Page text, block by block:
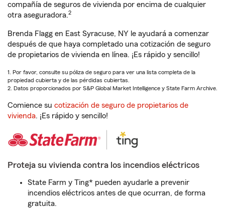
compañía de seguros de vivienda por encima de cualquier
otra aseguradora.2
Brenda Flagg en East Syracuse, NY le ayudará a comenzar
después de que haya completado una cotización de seguro
de propietarios de vivienda en línea. ¡Es rápido y sencillo!
1. Por favor, consulte su póliza de seguro para ver una lista completa de la
propiedad cubierta y de las pérdidas cubiertas.
2. Datos proporcionados por S&P Global Market Intelligence y State Farm Archive.
Comience su cotización de seguro de propietarios de
vivienda. ¡Es rápido y sencillo!
Proteja su vivienda contra los incendios eléctricos
State Farm y Ting* pueden ayudarle a prevenir
incendios eléctricos antes de que ocurran, de forma
gratuita.